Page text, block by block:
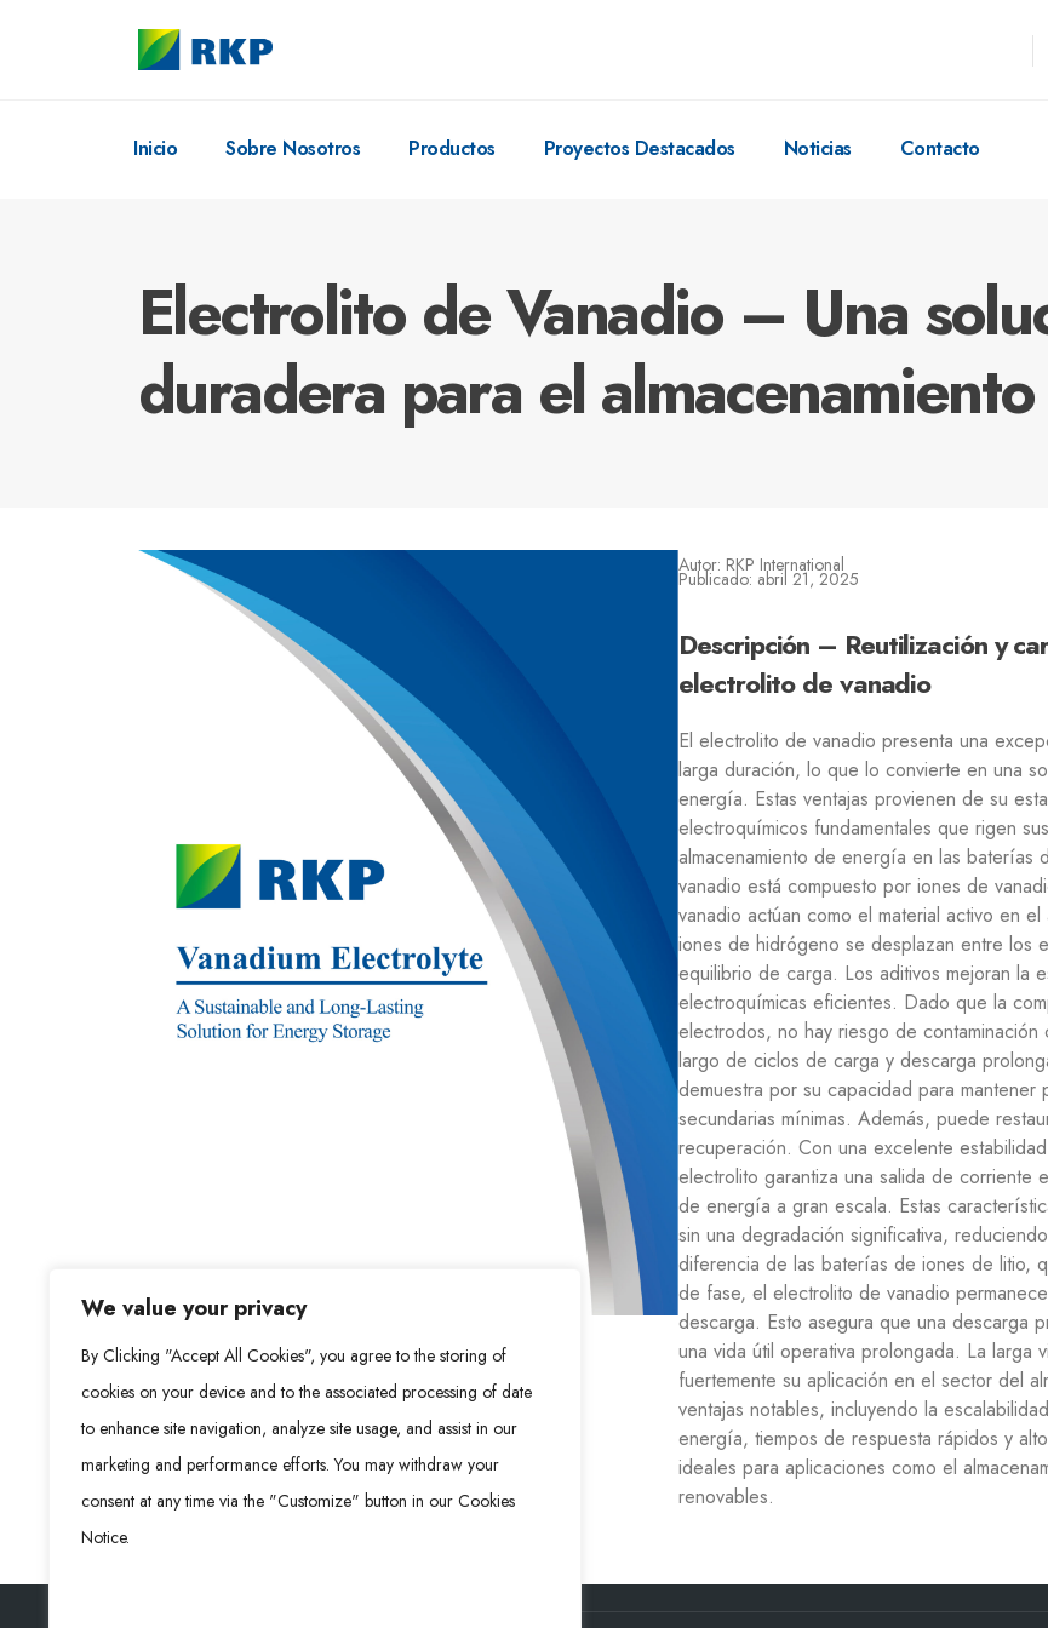
We value your privacy
By Clicking "Accept All Cookies", you agree to the storing of
cookies on your device and to the associated processing of date
to enhance site navigation, analyze site usage, and assist in our
marketing and performance efforts. You may withdraw your
consent at any time via the "Customize" button in our Cookies
Notice.
Inicio Sobre Nosotros Productos Proyectos Destacados Noticias Contacto
Electrolito de Vanadio – Una
duradera para el
Autor: RKP International
Publicado: abril 21, 2025
Descripción – Reutilización y
electrolito de vanadio
El electrolito de vanadio presenta una
larga duración, lo que lo convierte en una
energía. Estas ventajas provienen de su
electroquímicos fundamentales que rigen
almacenamiento de energía en las
vanadio está compuesto por iones de
vanadio actúan como el material activo en
iones de hidrógeno se desplazan entre los
equilibrio de carga. Los aditivos mejoran la
electroquímicas eficientes. Dado que la
electrodos, no hay riesgo de
largo de ciclos de carga y descarga
demuestra por su capacidad para
secundarias mínimas. Además, puede
recuperación. Con una excelente
electrolito garantiza una salida de corriente
de energía a gran escala. Estas
sin una degradación significativa,
diferencia de las baterías de iones de litio,
de fase, el electrolito de vanadio
descarga. Esto asegura que una descarga
una vida útil operativa prolongada. La larga
fuertemente su aplicación en el sector del
ventajas notables, incluyendo la
energía, tiempos de respuesta rápidos y
ideales para aplicaciones como el
renovables.